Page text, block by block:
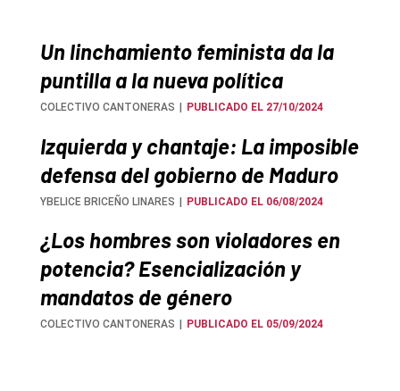
Un linchamiento feminista da la
puntilla a la nueva política
COLECTIVO CANTONERAS PUBLICADO EL 27/10/2024
Izquierda y chantaje: La imposible
defensa del gobierno de Maduro
YBELICE BRICEÑO LINARES PUBLICADO EL 06/08/2024
¿Los hombres son violadores en
potencia? Esencialización y
mandatos de género
COLECTIVO CANTONERAS PUBLICADO EL 05/09/2024